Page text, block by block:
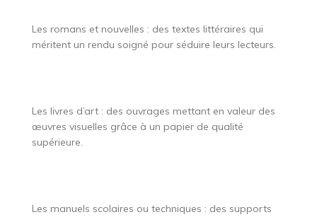
Les romans et nouvelles : des textes littéraires qui
méritent un rendu soigné pour séduire leurs lecteurs.
Les livres d’art : des ouvrages mettant en valeur des
œuvres visuelles grâce à un papier de qualité
supérieure.
Les manuels scolaires ou techniques : des supports